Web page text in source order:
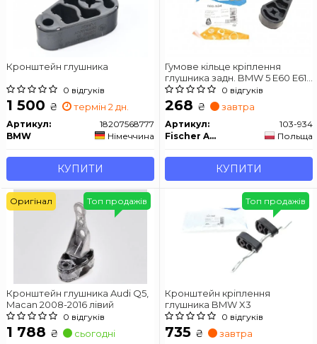
Кронштейн глушника
0 відгуків
1 500 ₴ термін 2 дн.
Артикул:
18207568777
BMW
Німеччина
КУПИТИ
Гумове кільце кріплення
глушника задн. BMW 5 E60 E61
520d 530d, X3 E83
0 відгуків
268 ₴ завтра
Артикул:
103-934
Fischer Automotive One (FA1)
Польща
КУПИТИ
Кронштейн глушника Audi Q5,
Macan 2008-2016 лівий
0 відгуків
1 788 ₴ сьогодні
Топ продажів
Оригінал
Кронштейн кріплення
глушника BMW X3
0 відгуків
735 ₴ завтра
Топ продажів